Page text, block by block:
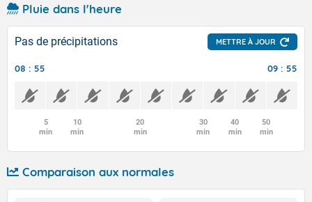
Pluie dans l'heure
Pas de précipitations METTRE À JOUR
08 : 55 09 : 55
5
min
10
min
20
min
30
min
40
min
50
min
Comparaison aux normales